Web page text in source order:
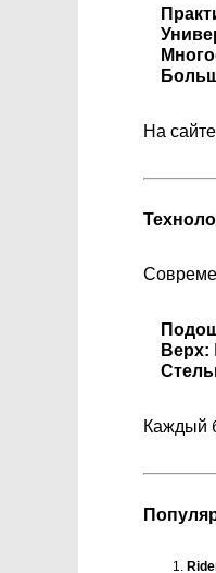
На сайте
Верх:
Каждый